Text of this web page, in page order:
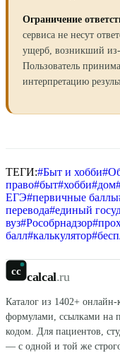
Ограничение
сервиса не несут
ущерб, возникший из-
Пользователь
интерпретацию
ТЕГИ:#Быт и хобби#
право#быт#хобби#дом
ЕГЭ#первичные баллы
перевода#единый
вуз#Рособрнадзор#
балл#калькулятор#
cc calcal.ru
Каталог из 1402+ онлайн-
формулами, ссылками на
кодом. Для пациентов,
— с одной и той же